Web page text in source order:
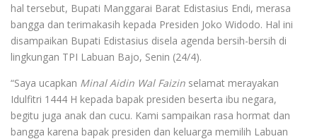
hal tersebut, Bupati Manggarai Barat Edistasius Endi, merasa
bangga dan terimakasih kepada Presiden Joko Widodo. Hal ini
disampaikan Bupati Edistasius disela agenda bersih-bersih di
lingkungan TPI Labuan Bajo, Senin (24/4).
“Saya ucapkan Minal Aidin Wal Faizin selamat merayakan
Idulfitri 1444 H kepada bapak presiden beserta ibu negara,
begitu juga anak dan cucu. Kami sampaikan rasa hormat dan
bangga karena bapak presiden dan keluarga memilih Labuan